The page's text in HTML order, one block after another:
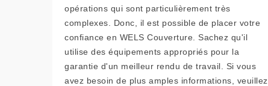
opérations qui sont particulièrement très
complexes. Donc, il est possible de placer votre
confiance en WELS Couverture. Sachez qu'il
utilise des équipements appropriés pour la
garantie d'un meilleur rendu de travail. Si vous
avez besoin de plus amples informations, veuillez